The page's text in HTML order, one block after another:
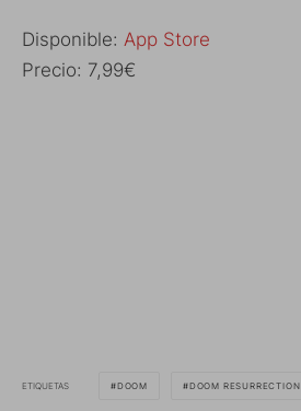
Disponible: App Store
Precio: 7,99€
ETIQUETAS DOOM DOOM RESURRECTION